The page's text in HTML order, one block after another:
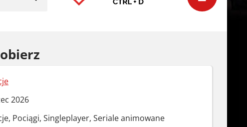
2026
Pociągi, Singleplayer, Seriale animowane